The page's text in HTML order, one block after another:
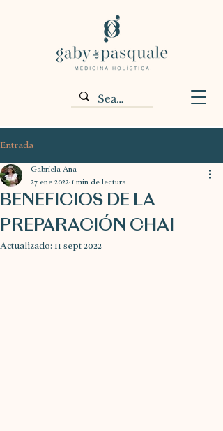
Entrada
BENEFICIOS DE LA
PREPARACIÓN CHAI
Gabriela Ana
27 ene 2022 1 min de lectura
Actualizado: 11 sept 2022